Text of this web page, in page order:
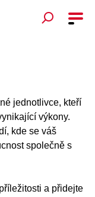
jednotlivce, kteří
výkony.
kde se váš
společně s
a přidejte